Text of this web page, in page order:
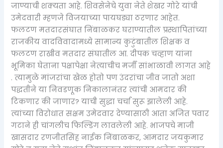
जाण्याची शक्यता आहे. शिवसेनेचे युवा नेते शेखर गोरे यांची
उमेदवारी म्हणजे विजयाच्या पायघड्या ठरणार आहेत.
फलटण मतदारसंघात निंबाळकर घराण्यातील प्रस्थापितांच्या
राजकीय वादविवादामध्ये सामान्य कुटुंबातील शिक्षक व
फलटण राखीव मतदार संघातील आ. दीपक चव्हाण यांना
भूमिका घेताना पक्षापेक्षा नेत्याचीच मर्जी सांभाळावी लागत आहे
. त्यामुळे मांजरांचा खेळ होतो पण उंदरांचा जीव जातो अशा
पद्धतीने या निवडणूक निकालानंतर त्यांची आमदार की
टिकणार की जाणार? याची सुद्धा चर्चा सुरू झालेली आहे.
त्यांच्या विरोधात सक्षम उमेदवार देण्यासाठी आता अजित पवार
गटाने ही चांगलीच फिल्डिंग लावलेली आहे. भाजपचे माजी
खासदार रणजीतसिंह नाईक निंबाळकर, आमदार जयकुमार